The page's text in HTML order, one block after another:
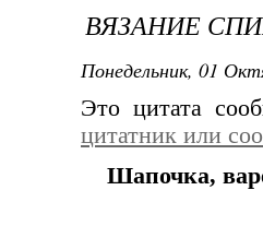
ВЯЗАНИЕ
Понедельник, 01
Это цитата
цитатник или
Шапочка,